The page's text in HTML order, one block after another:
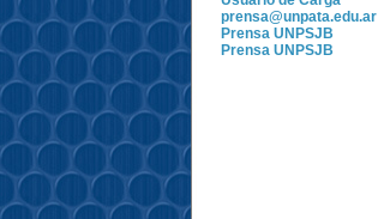
prensa@unpata.edu.ar
Prensa UNPSJB
Prensa UNPSJB